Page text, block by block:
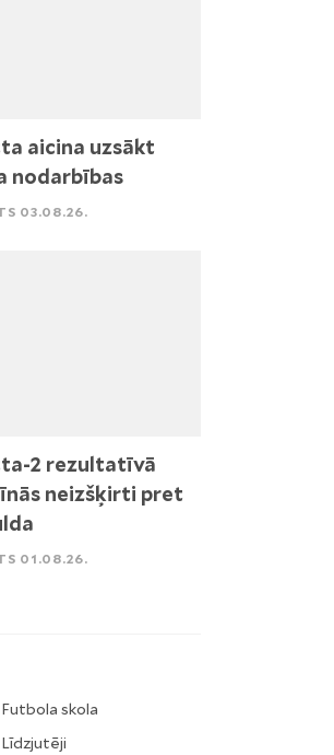
aicina uzsākt
nodarbības
03.08.26.
2 rezultatīvā
neizšķirti pret
01.08.26.
Futbola skola
Līdzjutēji